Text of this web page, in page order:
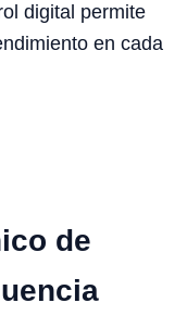
digital permite
en cada
de